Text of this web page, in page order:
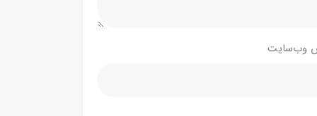
وب‌سایت